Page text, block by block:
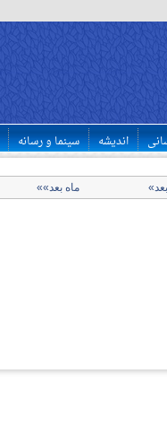
اندیشه سینما و رسانه
ماه بعد»»